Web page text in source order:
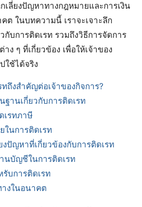
เลี่ยงปัญหาทางกฎหมายและการเงิน
ต ในบทความนี้ เราจะเจาะลึก
กับการติดเรท รวมถึงวิธีการจัดการ
ง ๆ ที่เกี่ยวข้อง เพื่อให้เจ้าของ
ใช้ได้จริง
ทถึงสำคัญต่อเจ้าของกิจการ?
ฐานเกี่ยวกับการติดเรท
เรทภาษี
นการติดเรท
งปัญหาที่เกี่ยวข้องกับการติดเรท
นบัญชีในการติดเรท
บการติดเรท
งในอนาคต